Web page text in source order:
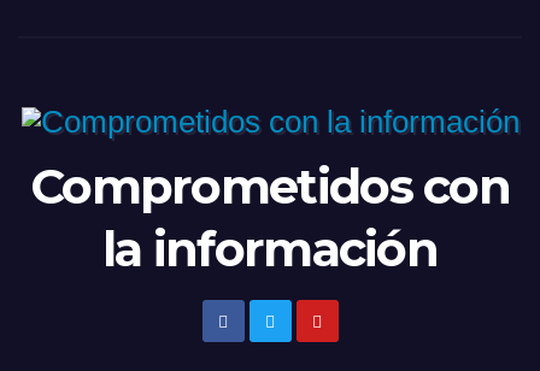
Comprometidos con
la información